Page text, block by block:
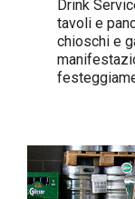
Drink
tavoli e
chioschi e